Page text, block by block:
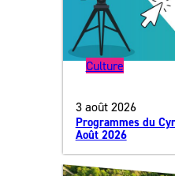
Culture
3 août 2026
Programmes du
Août 2026